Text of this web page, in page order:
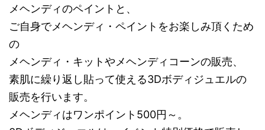
メヘンディのペイントと、
ご自身でメヘンディ・ペイントをお楽しみ頂くため
の
メヘンディ・キットやメヘンディコーンの販売、
素肌に繰り返し貼って使える3Dボディジュエルの
販売を行います。
メヘンディはワンポイント500円～。